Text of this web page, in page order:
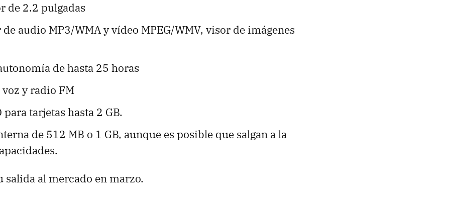
de 2.2 pulgadas
audio MP3/WMA y vídeo MPEG/WMV, visor de imágenes
de hasta 25 horas
y radio FM
tarjetas hasta 2 GB.
de 512 MB o 1 GB, aunque es posible que salgan a la
salida al mercado en marzo.